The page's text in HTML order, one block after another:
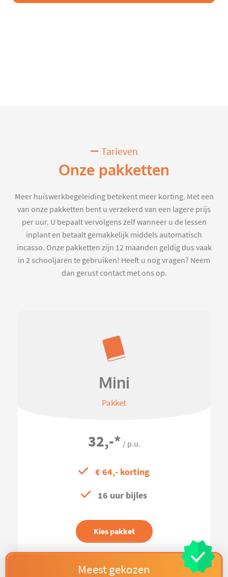
Tarieven
Onze pakketten
Meer huiswerkbegeleiding betekent meer korting. Met een
van onze pakketten bent u verzekerd van een lagere prijs
per uur. U bepaalt vervolgens zelf wanneer u de lessen
inplant en betaalt gemakkelijk middels automatisch
incasso. Onze pakketten zijn 12 maanden geldig dus vaak
in 2 schooljaren te gebruiken! Heeft u nog vragen? Neem
dan gerust contact met ons op.
Mini
Pakket
32,-* / p.u.
€ 64,- korting
16 uur bijles
Kies pakket